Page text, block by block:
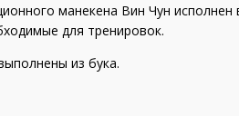
манекена Вин Чун исполнен
для тренировок.
из бука.